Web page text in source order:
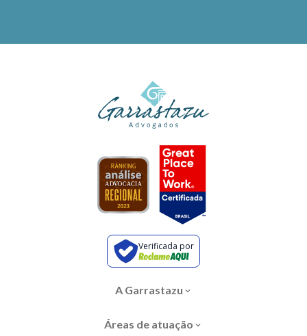
Verificada por
A Garrastazu
Áreas de atuação